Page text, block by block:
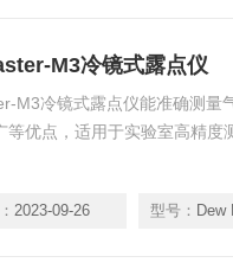
M3冷镜式露点仪
M3冷镜式露点仪能准确测量
等优点，适用于实验室高精度
2023-09-26 型号： Dew